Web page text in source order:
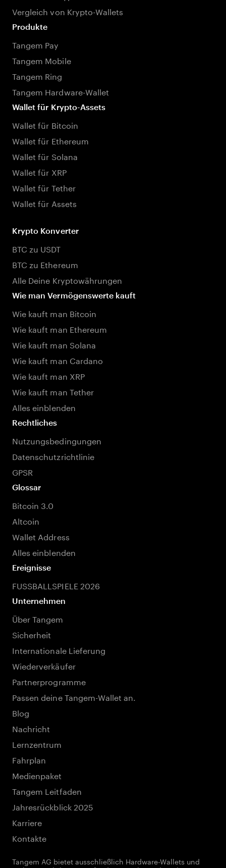
Vergleich von Krypto-Wallets
Produkte
Tangem Pay
Tangem Mobile
Tangem Ring
Tangem Hardware-Wallet
Wallet für Krypto-Assets
Wallet für Bitcoin
Wallet für Ethereum
Wallet für Solana
Wallet für XRP
Wallet für Tether
Wallet für Assets
Krypto Konverter
BTC zu USDT
BTC zu Ethereum
Alle Deine Kryptowährungen
Wie man Vermögenswerte kauft
Wie kauft man Bitcoin
Wie kauft man Ethereum
Wie kauft man Solana
Wie kauft man Cardano
Wie kauft man XRP
Wie kauft man Tether
Alles einblenden
Rechtliches
Nutzungsbedingungen
Datenschutzrichtlinie
GPSR
Glossar
Bitcoin 3.0
Altcoin
Wallet Address
Alles einblenden
Ereignisse
FUSSBALLSPIELE 2026
Unternehmen
Über Tangem
Sicherheit
Internationale Lieferung
Wiederverkäufer
Partnerprogramme
Passen deine Tangem-Wallet an.
Blog
Nachricht
Lernzentrum
Fahrplan
Medienpaket
Tangem Leitfaden
Jahresrückblick 2025
Karriere
Kontakte
Tangem AG bietet ausschließlich Hardware-Wallets und